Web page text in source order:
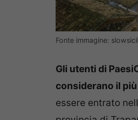
Fonte immagine:
Gli utenti di
considerano il
essere entrato